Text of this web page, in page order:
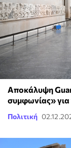
Αποκάλυψη
συμφωνίας»
Πολιτική